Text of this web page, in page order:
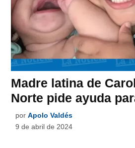
Madre latina de
Norte pide ayuda
por Apolo Valdés
9 de abril de 2024